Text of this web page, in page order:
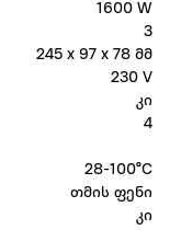
1600 W
3
245 x 97 x 78 მმ
230 V
კი
4
28-100°C
თმის ფენი
კი